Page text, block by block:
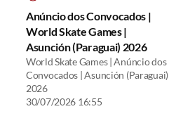
Anúncio dos Convocados |
World Skate Games |
Asunción (Paraguai) 2026
World Skate Games | Anúncio dos
Convocados | Asunción (Paraguai)
2026
30/07/2026 16:55